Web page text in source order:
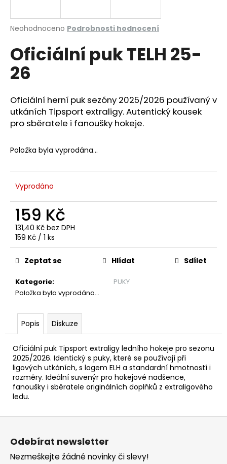
Průměrné
produktu
je
0,0
z
hvězdiček.
Neohodnoceno Podrobnosti hodnocení
Oficiální puk TELH 25-
26
Oficiální herní puk sezóny 2025/2026 používaný v
utkáních Tipsport extraligy. Autentický kousek
pro sběratele i fanoušky hokeje.
Položka byla vyprodána…
Vyprodáno
159 Kč
131,40 Kč bez DPH
Měrná
cena:
159 Kč / 1 ks
Kategorie:
PUKY
Položka byla vyprodána…
Zeptat se Hlídat Sdílet
Popis Diskuze
Oficiální puk Tipsport extraligy ledního hokeje pro sezonu
2025/2026. Identický s puky, které se používají při
ligových utkáních, s logem ELH a standardní hmotností i
rozměry. Ideální suvenýr pro hokejové nadšence,
fanoušky i sběratele originálních doplňků z extraligového
ledu.
j
t
?
HLEDAT
o
p
r
č
u
j
e
e
KŠILTOVKA
389
Kč
Z
Odebírat newsletter
Nezmeškejte žádné novinky či slevy!